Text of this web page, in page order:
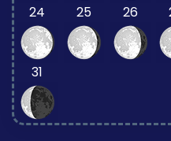
24 25 26
31